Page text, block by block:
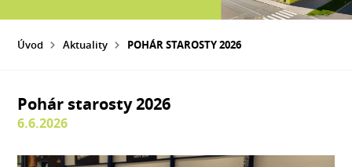
Úvod Aktuality POHÁR STAROSTY 2026
Pohár starosty 2026
6.6.2026